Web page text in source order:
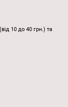
10 до 40 грн.) та